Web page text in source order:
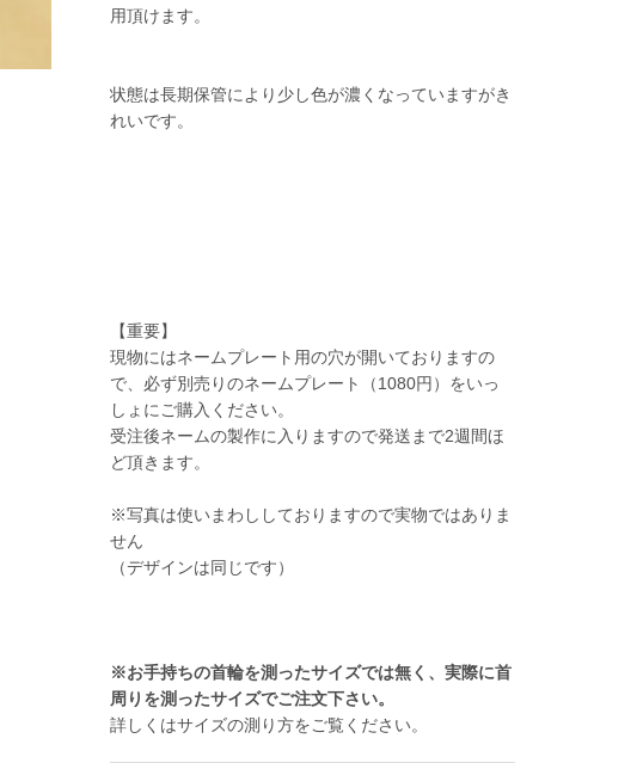
用頂けます。
状態は長期保管により少し色が濃くなっていますがき
れいです。
【重要】
現物にはネームプレート用の穴が開いておりますの
で、必ず別売りのネームプレート（1080円）をいっ
しょにご購入ください。
受注後ネームの製作に入りますので発送まで2週間ほ
ど頂きます。
※写真は使いまわししておりますので実物ではありま
せん
（デザインは同じです）
※お手持ちの首輪を測ったサイズでは無く、実際に首
周りを測ったサイズでご注文下さい。
詳しくはサイズの測り方をご覧ください。